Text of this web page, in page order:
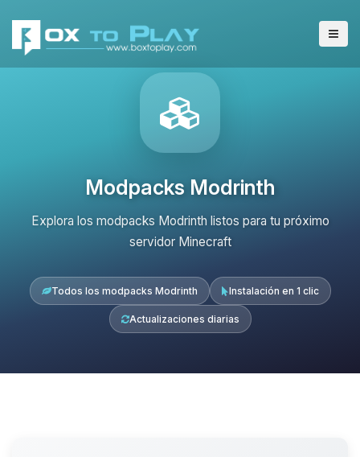
Modpacks Modrinth
Explora los modpacks Modrinth listos para tu próximo
servidor Minecraft
Todos los modpacks Modrinth Instalación en 1 clic
Actualizaciones diarias